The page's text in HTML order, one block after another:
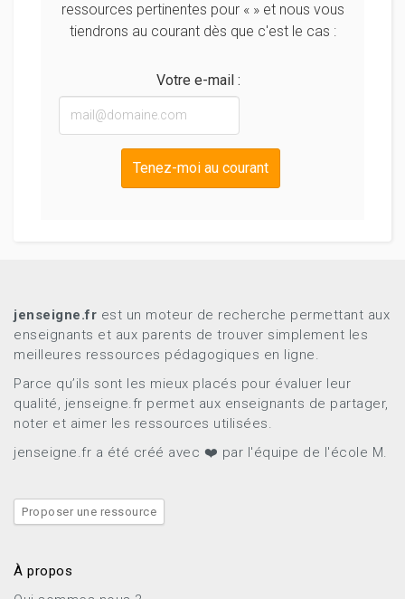
intuition ou votre raisons qui doit toujours primer.
0022997199637
ressources pertinentes pour « » et nous vous
tiendrons au courant dès que c'est le cas :
Votre e-mail :
jenseigne.fr est un moteur de recherche permettant aux
enseignants et aux parents de trouver simplement les
meilleures ressources pédagogiques en ligne.
Parce qu’ils sont les mieux placés pour évaluer leur
qualité, jenseigne.fr permet aux enseignants de partager,
noter et aimer les ressources utilisées.
jenseigne.fr a été créé avec ❤️ par l'équipe de l'école M.
Proposer une ressource
À propos